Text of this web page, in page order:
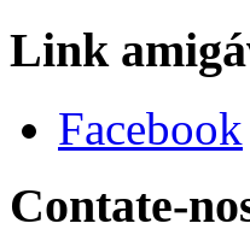
Link
Facebook
Contate-